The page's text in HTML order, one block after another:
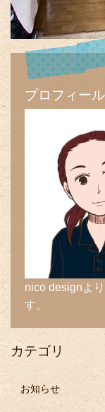
プロフィール
nico designよ
す。
カテゴリ
お知らせ